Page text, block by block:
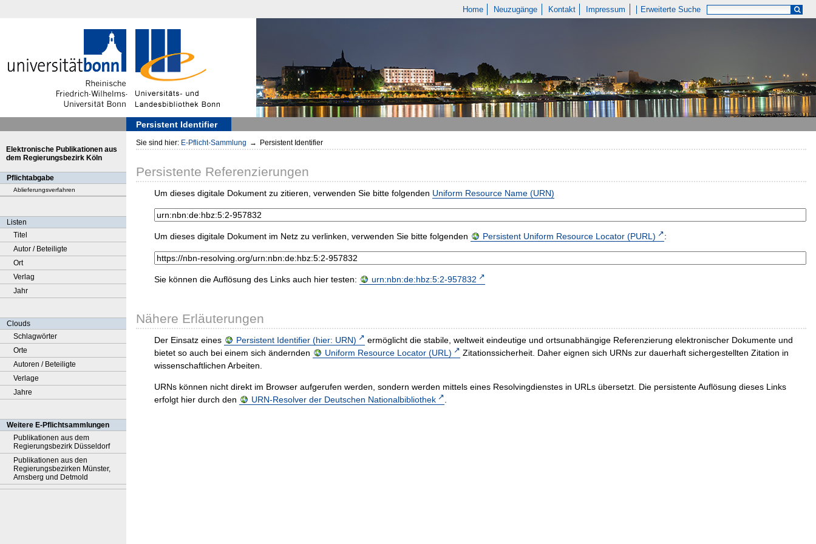
Home Neuzugänge Kontakt Impressum Erweiterte Suche
Persistent Identifier
Elektronische Publikationen aus
dem Regierungsbezirk Köln
Pflichtabgabe
Ablieferungsverfahren
Listen
Titel
Autor / Beteiligte
Ort
Verlag
Jahr
Clouds
Schlagwörter
Orte
Autoren / Beteiligte
Verlage
Jahre
Weitere E-Pflichtsammlungen
Publikationen aus dem
Regierungsbezirk Düsseldorf
Publikationen aus den
Regierungsbezirken Münster,
Arnsberg und Detmold
Sie sind hier: E-Pflicht-Sammlung → Persistent Identifier
Persistente Referenzierungen
Um dieses digitale Dokument zu zitieren, verwenden Sie bitte folgenden Uniform Resource Name (URN)
Um dieses digitale Dokument im Netz zu verlinken, verwenden Sie bitte folgenden Persistent Uniform Resource Locator (PURL) :
Sie können die Auflösung des Links auch hier testen: urn:nbn:de:hbz:5:2-957832
Nähere Erläuterungen
Der Einsatz eines Persistent Identifier (hier: URN)
ermöglicht die stabile, weltweit eindeutige und ortsunabhängige Referenzierung elektronischer Dokumente und
bietet so auch bei einem sich ändernden
Uniform Resource Locator (URL)
Zitationssicherheit. Daher eignen sich URNs zur dauerhaft sichergestellten Zitation in
wissenschaftlichen Arbeiten.
URNs können nicht direkt im Browser aufgerufen werden, sondern werden mittels eines Resolvingdienstes in URLs übersetzt. Die persistente Auflösung dieses Links
erfolgt hier durch den
URN-Resolver der Deutschen Nationalbibliothek .